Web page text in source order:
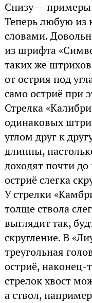
Снизу — примеры
Теперь любую из
словами.
из шрифта
таких же
от острия под
само остриё при
Стрелка
одинаковых
углом друг к
длинны,
доходят почти
остриё слегка
У стрелки
толще ствола
выглядит так,
скругление. В
треугольная
остриё, наконец-
стрелок хвост
а ствол,